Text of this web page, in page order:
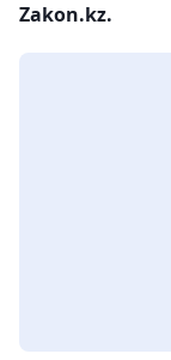
Zakon.kz.